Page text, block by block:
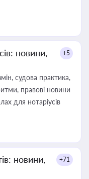
новини,
+5
судова практика,
правові новини
для нотаріусів
новини,
+71